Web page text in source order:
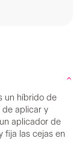
un híbrido de
de aplicar y
aplicador de
fija las cejas en